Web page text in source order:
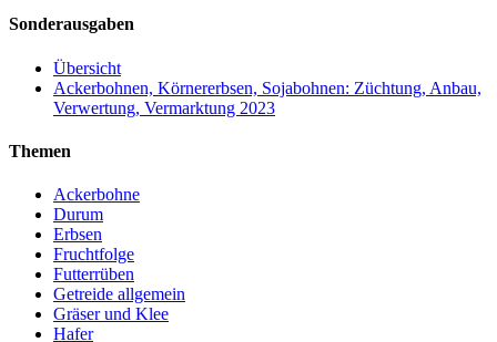
Sonderausgaben
Übersicht
Ackerbohnen, Körnererbsen, Sojabohnen: Züchtung, Anbau,
Verwertung, Vermarktung 2023
Themen
Ackerbohne
Durum
Erbsen
Fruchtfolge
Futterrüben
Getreide allgemein
Gräser und Klee
Hafer